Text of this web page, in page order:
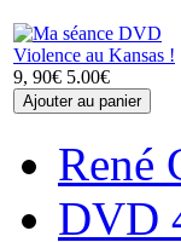
Violence au Kansas !
9, 90€ 5.00€
René
DVD